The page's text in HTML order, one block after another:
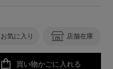
お気に入り 店舗在庫
買い物かごに入れる